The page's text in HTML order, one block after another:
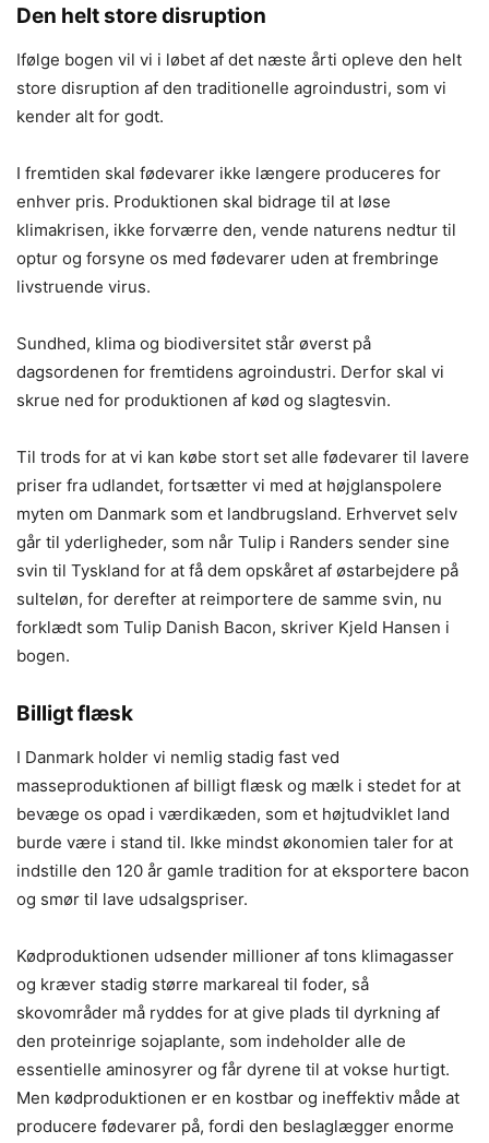
Den helt store disruption
Ifølge bogen vil vi i løbet af det næste årti opleve den helt
store disruption af den traditionelle agroindustri, som vi
kender alt for godt.
I fremtiden skal fødevarer ikke længere produceres for
enhver pris. Produktionen skal bidrage til at løse
klimakrisen, ikke forværre den, vende naturens nedtur til
optur og forsyne os med fødevarer uden at frembringe
livstruende virus.
Sundhed, klima og biodiversitet står øverst på
dagsordenen for fremtidens agroindustri. Derfor skal vi
skrue ned for produktionen af kød og slagtesvin.
Til trods for at vi kan købe stort set alle fødevarer til lavere
priser fra udlandet, fortsætter vi med at højglanspolere
myten om Danmark som et landbrugsland. Erhvervet selv
går til yderligheder, som når Tulip i Randers sender sine
svin til Tyskland for at få dem opskåret af østarbejdere på
sulteløn, for derefter at reimportere de samme svin, nu
forklædt som Tulip Danish Bacon, skriver Kjeld Hansen i
bogen.
Billigt flæsk
I Danmark holder vi nemlig stadig fast ved
masseproduktionen af billigt flæsk og mælk i stedet for at
bevæge os opad i værdikæden, som et højtudviklet land
burde være i stand til. Ikke mindst økonomien taler for at
indstille den 120 år gamle tradition for at eksportere bacon
og smør til lave udsalgspriser.
Kødproduktionen udsender millioner af tons klimagasser
og kræver stadig større markareal til foder, så
skovområder må ryddes for at give plads til dyrkning af
den proteinrige sojaplante, som indeholder alle de
essentielle aminosyrer og får dyrene til at vokse hurtigt.
Men kødproduktionen er en kostbar og ineffektiv måde at
producere fødevarer på, fordi den beslaglægger enorme